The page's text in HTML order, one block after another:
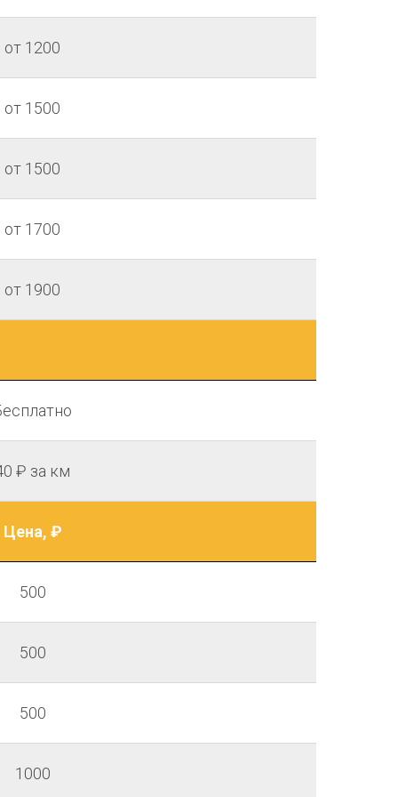
от 1200
от 1500
от 1500
от 1700
от 1900
₽ за км
Цена, ₽
500
500
500
1000